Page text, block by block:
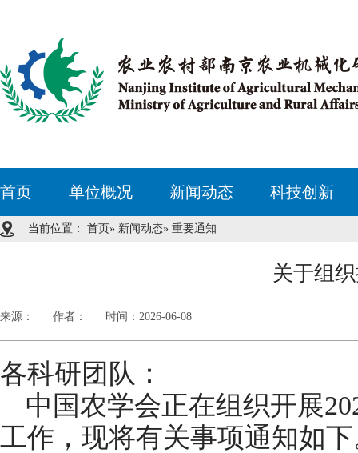
首页 单位概况 新闻动态 科技创新
当前位置： 首页» 新闻动态» 重要通知
关于组
来源： 作者： 时间：2026-06-08
各科研团队：
中国农学会正在组织开展
工作，现将有关事项通知如